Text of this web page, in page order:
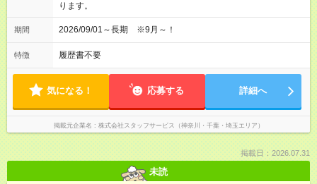
ります。
期間 2026/09/01～長期 ※9月～！
特徴 履歴書不要
気になる！ 応募する 詳細へ
掲載元企業名 株式会社スタッフサービス（神奈川・千葉・埼玉エリア）
掲載日：2026.07.31
未読